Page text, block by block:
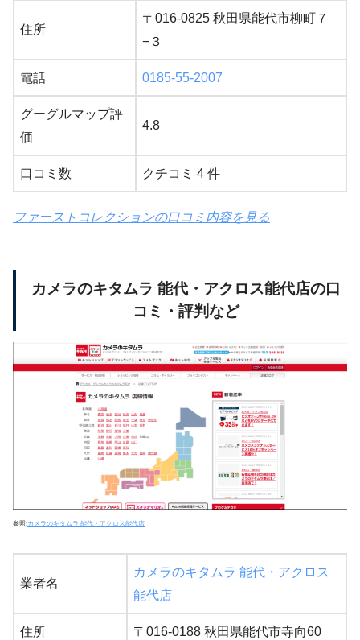
住所
〒016-0825 秋田県能代市柳町７
−３
電話 0185-55-2007
グーグルマップ評
価
4.8
口コミ数 クチコミ 4 件
ファーストコレクションの口コミ内容を見る
カメラのキタムラ 能代・アクロス能代店の口
コミ・評判など
参照:カメラのキタムラ 能代・アクロス能代店
業者名
カメラのキタムラ 能代・アクロス
能代店
住所 〒016-0188 秋田県能代市寺向60